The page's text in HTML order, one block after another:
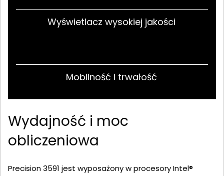
Wyświetlacz wysokiej jakości
Mobilność i trwałość
Wydajność i moc
obliczeniowa
Precision 3591 jest wyposażony w procesory Intel®